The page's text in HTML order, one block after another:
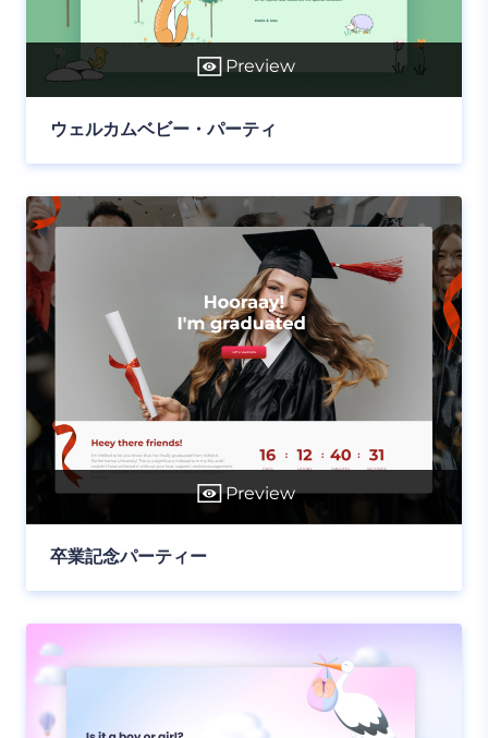
Preview
ウェルカムベビー・パーティ
Preview
卒業記念パーティー